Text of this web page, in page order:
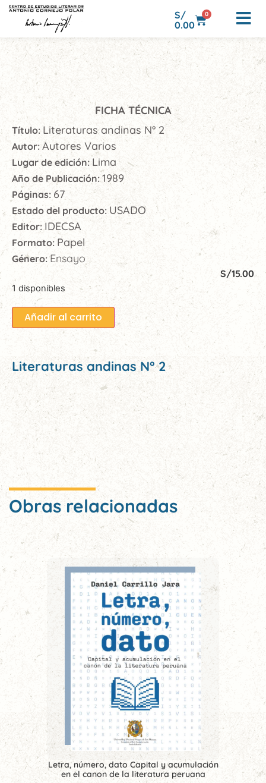
S/
0.00
0
FICHA TÉCNICA
Título: Literaturas andinas N° 2
Autor: Autores Varios
Lugar de edición: Lima
Año de Publicación:1989
Páginas: 67
Estado del producto: USADO
Editor:IDECSA
Formato: Papel
Género:Ensayo
S/15.00
1 disponibles
Añadir al carrito
Literaturas andinas N° 2
Obras relacionadas
Letra, número, dato Capital y acumulación
en el canon de la literatura peruana